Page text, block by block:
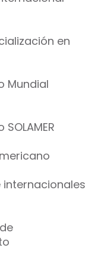
en
Mundial
internacionales